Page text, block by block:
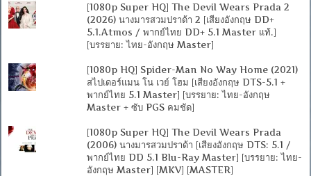
[1080p Super HQ] The Devil Wears Prada 2
(2026) นางมารสวมปราด้า 2 [เสียงอังกฤษ DD+
5.1.Atmos / พากย์ไทย DD+ 5.1 Master แท้.]
[บรรยาย: ไทย-อังกฤษ Master]
[1080p HQ] Spider-Man No Way Home (2021)
สไปเดอร์แมน โน เวย์ โฮม [เสียงอังกฤษ DTS-5.1 +
พากย์ไทย 5.1 Master] [บรรยาย: ไทย-อังกฤษ
Master + ซับ PGS คมชัด]
[1080p Super HQ] The Devil Wears Prada
(2006) นางมารสวมปราด้า [เสียงอังกฤษ DTS: 5.1 /
พากย์ไทย DD 5.1 Blu-Ray Master] [บรรยาย: ไทย-
อังกฤษ Master] [MKV] [MASTER]